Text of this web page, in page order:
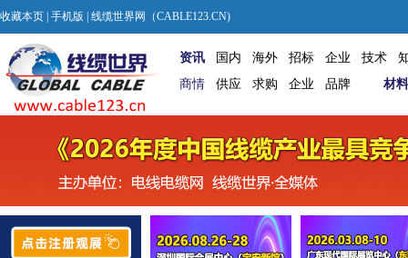
收藏本页 手机版 | 线缆世界网（CABLE123.CN)
资讯 国内 海外 招标 企业 技术
商情
供应 求购 企业 品牌 材料